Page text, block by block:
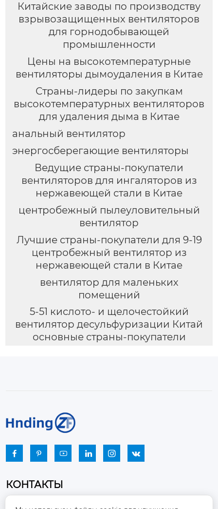
Китайские заводы по производству
взрывозащищенных вентиляторов
для горнодобывающей
промышленности
Цены на высокотемпературные
вентиляторы дымоудаления в Китае
Страны-лидеры по закупкам
высокотемпературных вентиляторов
для удаления дыма в Китае
анальный вентилятор
энергосберегающие вентиляторы
Ведущие страны-покупатели
вентиляторов для ингаляторов из
нержавеющей стали в Китае
центробежный пылеуловительный
вентилятор
Лучшие страны-покупатели для 9-19
центробежный вентилятор из
нержавеющей стали в Китае
вентилятор для маленьких
помещений
5-51 кислото- и щелочестойкий
вентилятор десульфуризации Китай
основные страны-покупатели
     
КОНТАКТЫ
Промышленный парк, город Наньцзяо,